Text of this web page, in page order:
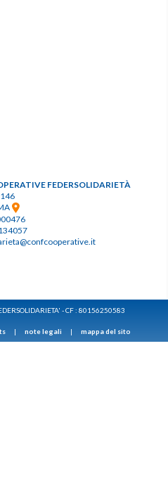
FEDERSOLIDARIETÀ
- CF : 80156250583
| note legali | mappa del sito